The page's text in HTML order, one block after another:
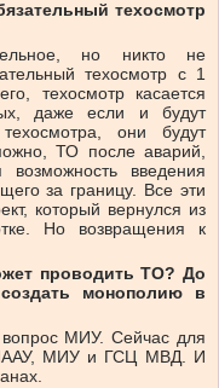
техосмотр
но никто не
техосмотр с 1
техосмотр касается
даже если и будут
они будут
ТО после аварий,
возможность введения
за границу. Все эти
который вернулся из
Но возвращения к
проводить ТО? До
монополию в
МИУ. Сейчас для
НААУ, МИУ и ГСЦ МВД. И